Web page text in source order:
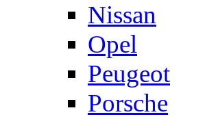
Nissan
Opel
Peugeot
Porsche